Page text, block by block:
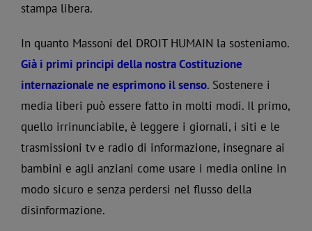
stampa libera.
In quanto Massoni del DROIT HUMAIN la sosteniamo.
Già i primi principi della nostra Costituzione
internazionale ne esprimono il senso. Sostenere i
media liberi può essere fatto in molti modi. Il primo,
quello irrinunciabile, è leggere i giornali, i siti e le
trasmissioni tv e radio di informazione, insegnare ai
bambini e agli anziani come usare i media online in
modo sicuro e senza perdersi nel flusso della
disinformazione.